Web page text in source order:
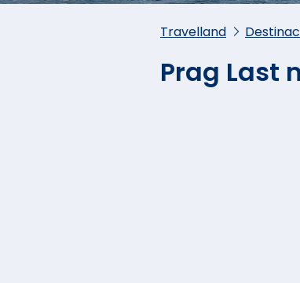
Travelland
Prag Last